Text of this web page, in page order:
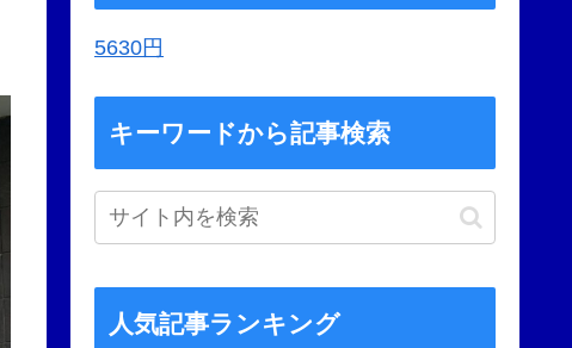
5630円
キーワードから記事検索
人気記事ランキング